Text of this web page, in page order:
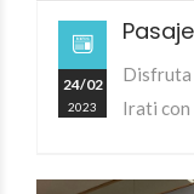
Disfruta
Irati con
24/02
2023